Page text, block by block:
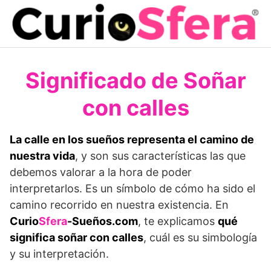
Saltar
contenido
Significado de Soñar
con calles
La calle en los sueños representa el camino de
nuestra vida, y son sus características las que
debemos valorar a la hora de poder
interpretarlos. Es un símbolo de cómo ha sido el
camino recorrido en nuestra existencia. En
CurioSfera-Sueños.com, te explicamos qué
significa soñar con calles, cuál es su simbología
y su interpretación.